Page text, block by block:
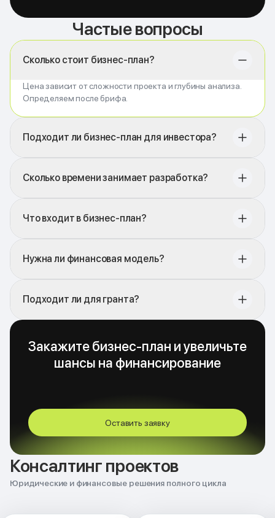
Частые вопросы
Сколько стоит бизнес-план?
Цена зависит от сложности проекта и глубины анализа.
Определяем после брифа.
Подходит ли бизнес-план для инвестора?
Сколько времени занимает разработка?
Что входит в бизнес-план?
Нужна ли финансовая модель?
Подходит ли для гранта?
Закажите бизнес-план и увеличьте
шансы на финансирование
Оставить заявку
Консалтинг проектов
Юридические и финансовые решения полного цикла